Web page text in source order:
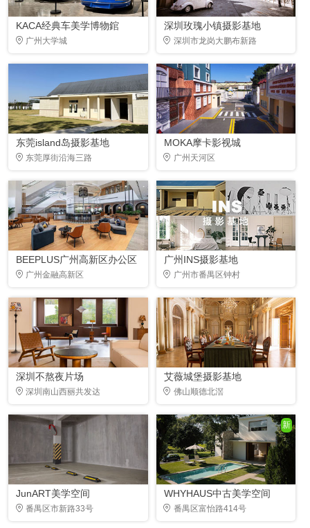
KACA经典车美学博物錧
广州大学城
深圳玫瑰小镇摄影基地
深圳市龙岗大鹏布新路
东莞island岛摄影基地
东莞厚街沿海三路
MOKA摩卡影视城
广州天河区
BEEPLUS广州高新区办公区
广州金融高新区
广州INS摄影基地
广州市番禺区钟村
深圳不熬夜片场
深圳南山西丽共发达
艾薇城堡摄影基地
佛山顺德北滘
JunART美学空间
番禺区市新路33号
新
WHYHAUS中古美学空间
番禺区富怡路414号